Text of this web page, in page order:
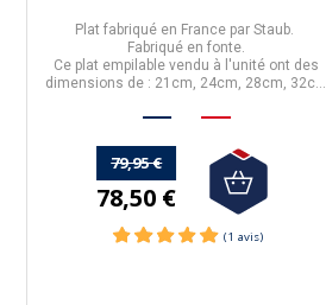
Plat fabriqué en France par Staub.
Fabriqué en fonte.
Ce plat empilable vendu à l'unité ont des
dimensions de : 21cm, 24cm, 28cm, 32cm
79,95 €
78,50 €